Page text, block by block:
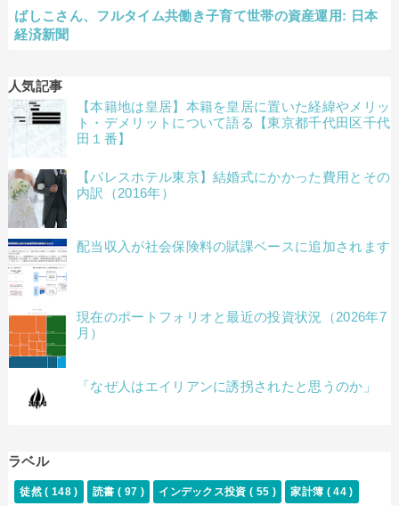
ばしこさん、フルタイム共働き子育て世帯の資産運用: 日本
経済新聞
人気記事
【本籍地は皇居】本籍を皇居に置いた経緯やメリッ
ト・デメリットについて語る【東京都千代田区千代
田１番】
【パレスホテル東京】結婚式にかかった費用とその
内訳（2016年）
配当収入が社会保険料の賦課ベースに追加されます
現在のポートフォリオと最近の投資状況（2026年7
月）
「なぜ人はエイリアンに誘拐されたと思うのか」
ラベル
徒然( 148 ) 読書 ( 97 ) インデックス投資( 55 ) 家計簿 ( 44 )